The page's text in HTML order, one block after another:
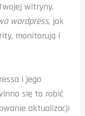
witryny.
wordpress, jak
monitorują i
i jego
się to robić
aktualizacji